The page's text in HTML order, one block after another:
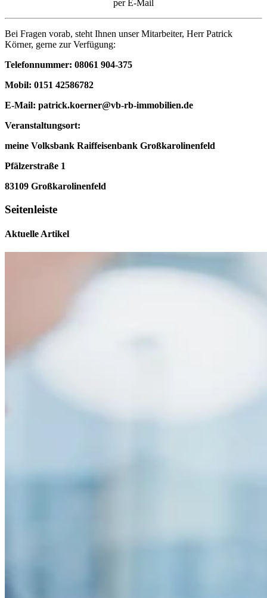
per E-Mail
Bei Fragen vorab, steht Ihnen unser Mitarbeiter, Herr Patrick
Körner, gerne zur Verfügung:
Telefonnummer: 08061 904-375
Mobil: 0151 42586782
E-Mail: patrick.koerner@vb-rb-immobilien.de
Veranstaltungsort:
meine Volksbank Raiffeisenbank Großkarolinenfeld
Pfälzerstraße 1
83109 Großkarolinenfeld
Seitenleiste
Aktuelle Artikel